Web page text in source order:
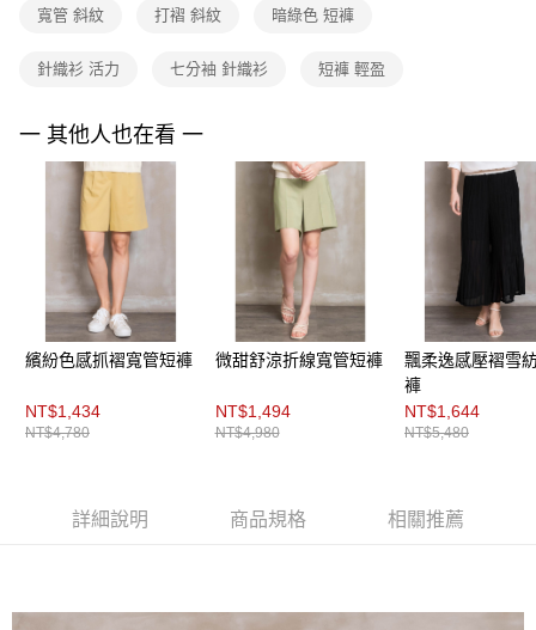
後付繳納相關費用。
是否繳費成功／繳費後需取消欲退款等相關疑問，請聯繫「AFTEE先享後付
【注意事項】
易，需依本服務之必要範圍內提供個人資料，並將交易相關給付款項請求債
權轉讓予恩沛科技股份有限公司。
２．關於個人資料處理事宜，請瀏覽以下網址：
https://aftee.tw/terms/#terms3
３．未成年的使用者請事先徵得法定代理人或監護人之同意方可使用
「AFTEE先享後付」，若未經同意申辦者引起之損失，本公司不負相關責
４．使用「AFTEE先享後付」時，將依據個別帳號之用戶狀況，依本公司即
時審查核予不同之上限額度；若仍有額度不足之情形，本公司將視審查結果
請求用戶進行身份認證。
５．嚴禁一人註冊多個帳號或使用他人資訊註冊。若發現惡意使用之情形，
恩沛科技股份有限公司將有權停止該用戶之使用額度並採取法律行動。
每筆NT$200，滿NT$8,000(含以上)免運費
付款後門市自取
寬管 斜紋 打褶 斜紋 暗綠色 短褲
針織衫 活力 七分袖 針織衫 短褲 輕盈
一 其他人也在看 一
繽紛色感抓褶寬管短褲
NT$1,434
NT$4,780
微甜舒涼折線寬管短褲
NT$1,494
NT$4,980
飄柔逸感壓褶雪
褲
NT$1,644
NT$5,480
詳細說明 商品規格 相關推薦